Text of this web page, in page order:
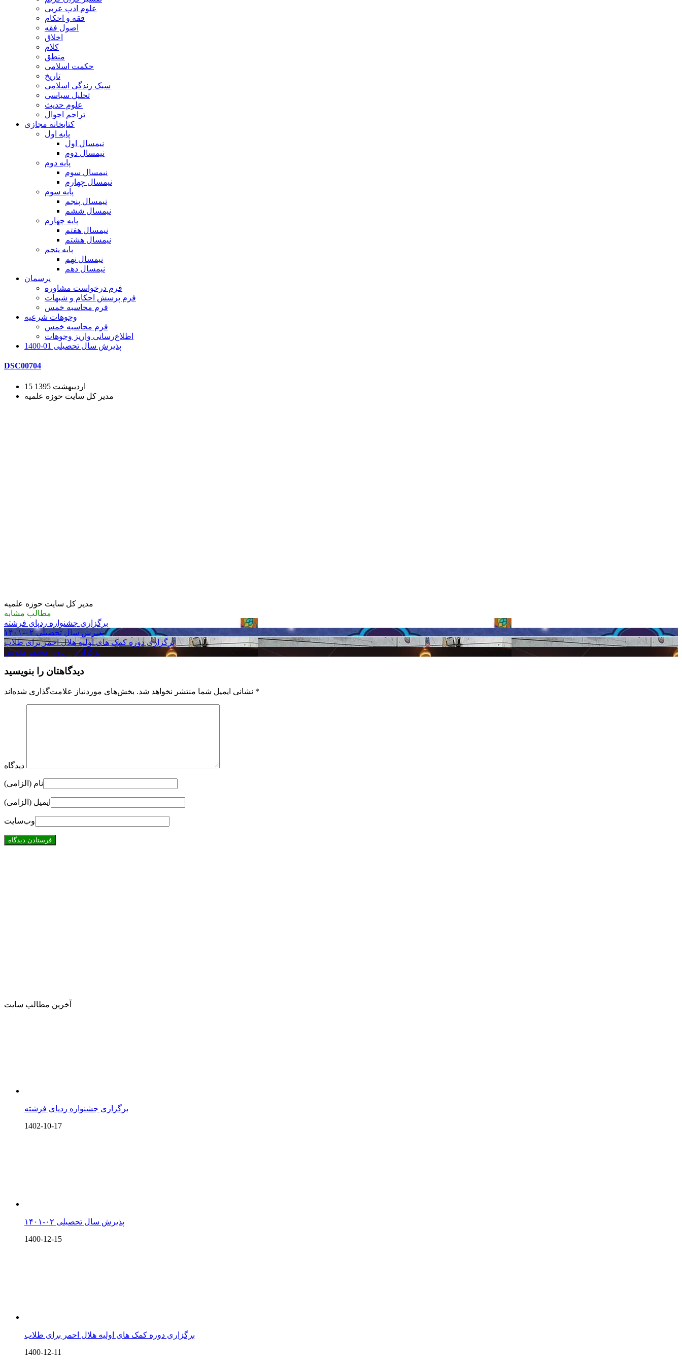
علوم ادب عربی
فقه و احکام
اصول فقه
اخلاق
کلام
منطق
حکمت اسلامی
تاریخ
سبک زندگی اسلامی
تحلیل سیاسی
علوم حدیث
تراجم احوال
کتابخانه مجازی
پایه اول
نیمسال اول
نیمسال دوم
پایه دوم
نیمسال سوم
نیمسال چهارم
پایه سوم
نیمسال پنجم
نیمسال ششم
پایه چهارم
نیمسال هفتم
نیمسال هشتم
پایه پنجم
نیمسال نهم
نیمسال دهم
پرسمان
فرم درخواست مشاوره
فرم پرسش احکام و شبهات
فرم محاسبه خمس
وجوهات شرعیه
فرم محاسبه خمس
اطلاع‌رسانی واریز وجوهات
پذیرش سال تحصیلی 01-1400
DSC00704
15 اردیبهشت 1395
مدیر کل سایت حوزه علمیه
مدیر کل سایت حوزه علمیه
مطالب مشابه
برگزاری جشنواره ردپای فرشته
پذیرش سال تحصیلی ۰۲-۱۴۰۱
برگزاری دوره کمک های اولیه هلال احمر برای طلاب
برگزاری اردوی مشهد مقدس
دیدگاهتان را بنویسید
نشانی ایمیل شما منتشر نخواهد شد. *
دیدگاه
نام (الزامی)
ایمیل (الزامی)
وب‌سایت
آخرین مطالب سایت
برگزاری جشنواره ردپای فرشته
1402-10-17
پذیرش سال تحصیلی ۰۲-۱۴۰۱
1400-12-15
برگزاری دوره کمک های اولیه هلال احمر برای طلاب
1400-12-11